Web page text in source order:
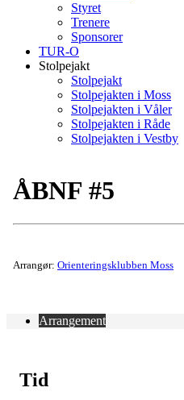
Styret
Trenere
Sponsorer
TUR-O
Stolpejakt
Stolpejakt
Stolpejakten i Moss
Stolpejakten i Våler
Stolpejakten i Råde
Stolpejakten i Vestby
ÅBNF #5
Arrangør: Orienteringsklubben Moss
Arrangement
Tid